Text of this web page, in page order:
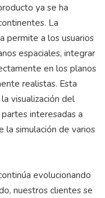
ya se ha
La
permite a los usuarios
espaciales, integrar
en los planos
realistas. Esta
visualización del
interesadas a
la simulación de varios
evolucionando
nuestros clientes se